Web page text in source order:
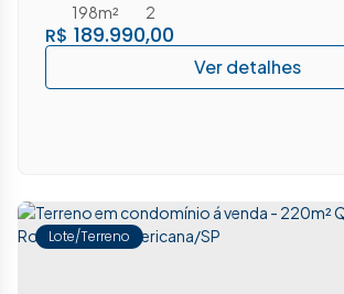
R$ 189.990,00
198m²
2
Lote/Terreno